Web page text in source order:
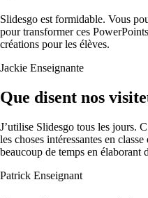
Slidesgo est formidable. Vous
pour transformer ces
créations pour les élèves.
Jackie Enseignante
Que disent nos
J’utilise Slidesgo tous les jours.
les choses intéressantes en
beaucoup de temps en élaborant
Patrick Enseignant